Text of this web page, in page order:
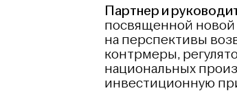
Партнер и
посвященной новой
на перспективы
контрмеры,
национальных
инвестиционную